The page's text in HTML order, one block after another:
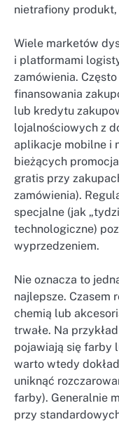
nietrafiony
Wiele marketów
i platformami
zamówienia.
finansowania
lub kredytu
lojalnościowych z
aplikacje mobilne i
bieżących
gratis przy
zamówienia).
specjalne (jak
technologiczne)
wyprzedzeniem.
Nie oznacza to
najlepsze. Czasem
chemią lub
trwałe. Na
pojawiają się farby
warto wtedy
uniknąć
farby). Generalnie
przy